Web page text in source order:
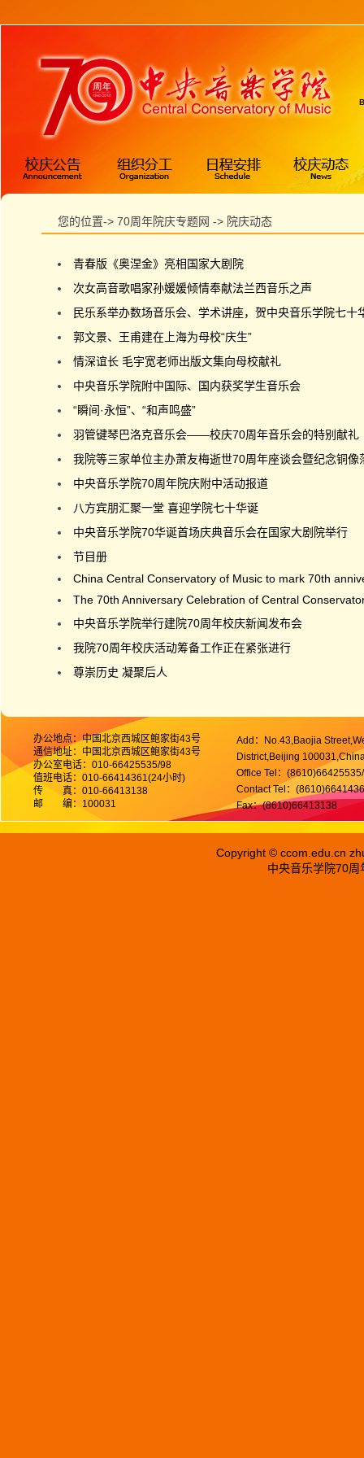
您的位置-> 70周年院庆专题网 -> 院庆动态
青春版《奥涅金》亮相国家大剧院
次女高音歌唱家孙媛媛倾情奉献法兰西音乐之声
民乐系举办数场音乐会、学术讲座，贺中央音乐学院七十
郭文景、王甫建在上海为母校“庆生”
情深谊长 毛宇宽老师出版文集向母校献礼
中央音乐学院附中国际、国内获奖学生音乐会
“瞬间·永恒”、“和声鸣盛”
羽管键琴巴洛克音乐会——校庆70周年音乐会的特别献礼
我院等三家单位主办萧友梅逝世70周年座谈会暨纪念铜像
中央音乐学院70周年院庆附中活动报道
八方宾朋汇聚一堂 喜迎学院七十华诞
中央音乐学院70华诞首场庆典音乐会在国家大剧院举行
节目册
China Central Conservatory of Music to mark 70th
The 70th Anniversary Celebration of Central
中央音乐学院举行建院70周年校庆新闻发布会
我院70周年校庆活动筹备工作正在紧张进行
尊崇历史 凝聚后人
办公地点：中国北京西城区鲍家街43号
通信地址：中国北京西城区鲍家街43号
办公室电话：010-66425535/98
值班电话：010-66414361(24小时)
传　　真：010-66413138
邮　　编：100031
Add：No.43,Baojia
District,Beijing
Office Tel：
Contact Tel：
Fax：(8610)66413138
Copyright © ccom.edu.cn
中央音乐学院70